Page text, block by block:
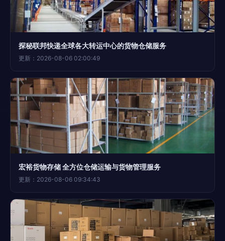
探秘联邦快递全球各大转运中心的货物仓储服务
更新：2026-08-06 02:00:49
宏裕货物存储 全方位仓储运输与货物管理服务
更新：2026-08-06 09:34:43